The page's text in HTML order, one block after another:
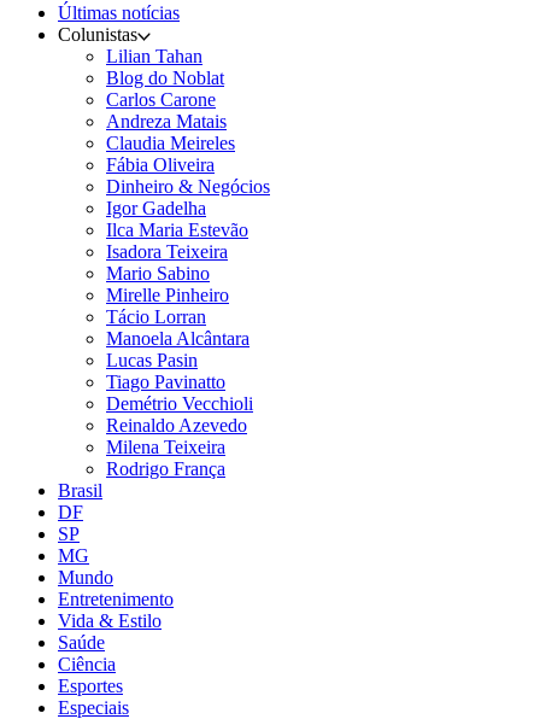
Últimas notícias
Colunistas
Lilian Tahan
Blog do Noblat
Carlos Carone
Andreza Matais
Claudia Meireles
Fábia Oliveira
Dinheiro & Negócios
Igor Gadelha
Ilca Maria Estevão
Isadora Teixeira
Mario Sabino
Mirelle Pinheiro
Tácio Lorran
Manoela Alcântara
Lucas Pasin
Tiago Pavinatto
Demétrio Vecchioli
Reinaldo Azevedo
Milena Teixeira
Rodrigo França
Brasil
DF
SP
MG
Mundo
Entretenimento
Vida & Estilo
Saúde
Ciência
Esportes
Especiais